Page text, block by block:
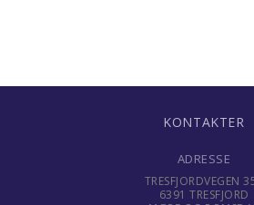
KONTAKTER
ADRESSE
TRESFJORDVEGEN
6391 TRESFJORD